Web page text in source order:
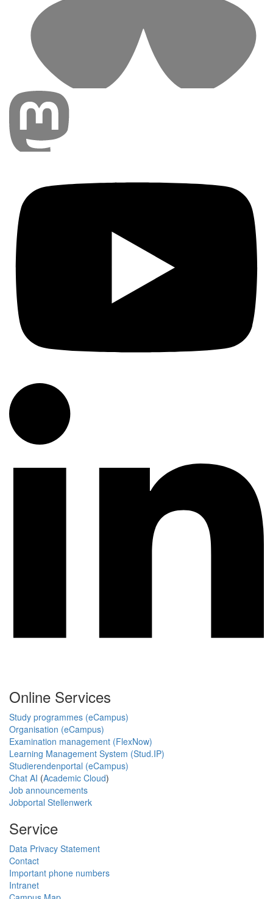
Online Services
Study programmes (eCampus)
Organisation (eCampus)
Examination management (FlexNow)
Learning Management System (Stud.IP)
Studierendenportal (eCampus)
Chat AI (Academic Cloud)
Job announcements
Jobportal Stellenwerk
Service
Data Privacy Statement
Contact
Important phone numbers
Intranet